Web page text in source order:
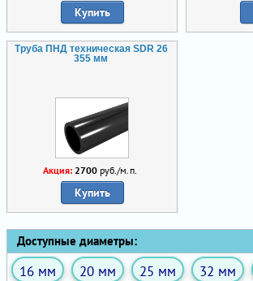
Купить
Труба ПНД техническая SDR 26
355 мм
Акция: 2700 руб./м.п.
Купить
Доступные диаметры:
16 мм 20 мм 25 мм 32 мм